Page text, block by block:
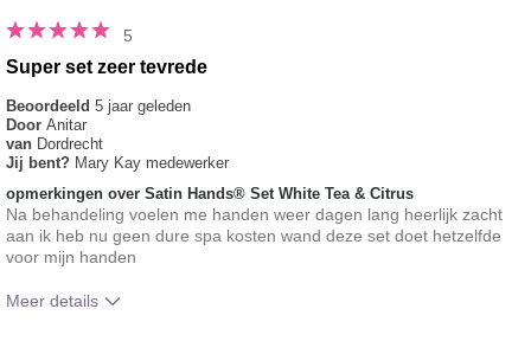
5
Super set zeer tevrede
Beoordeeld 5 jaar geleden
Door Anitar
van Dordrecht
Jij bent? Mary Kay medewerker
opmerkingen over Satin Hands® Set White Tea & Citrus
Na behandeling voelen me handen weer dagen lang heerlijk zacht
aan ik heb nu geen dure spa kosten wand deze set doet hetzelfde
voor mijn handen
Meer details